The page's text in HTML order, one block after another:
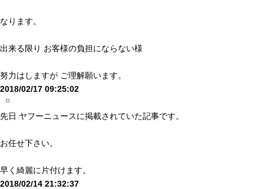
なります。
出来る限り お客様の負担にならない様
努力はしますが ご理解願います。
2018/02/17 09:25:02
先日 ヤフーニュースに掲載されていた記事です。
お任せ下さい。
早く綺麗に片付けます。
2018/02/14 21:32:37